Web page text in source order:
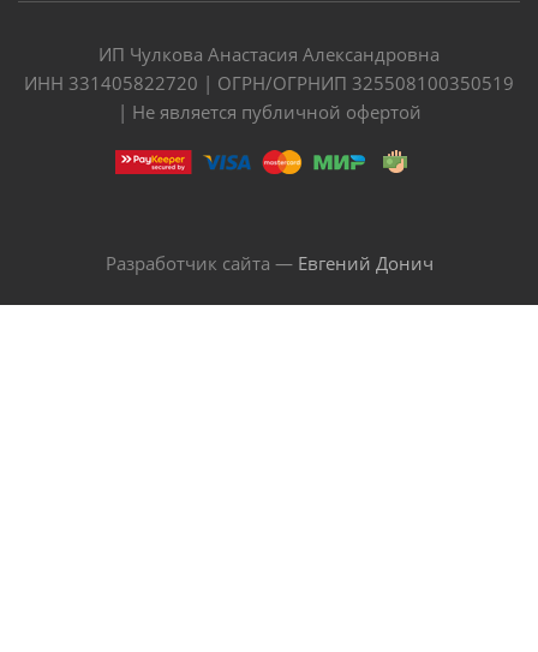
ИП Чулкова Анастасия Александровна
ИНН 331405822720 | ОГРН/ОГРНИП 325508100350519
| Не является публичной офертой
Разработчик сайта — Евгений Донич